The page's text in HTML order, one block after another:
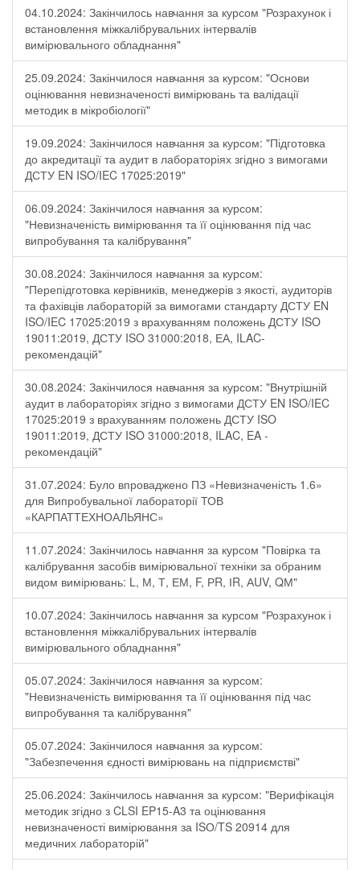
04.10.2024: Закінчилось навчання за курсом "Розрахунок і
встановлення міжкалібрувальних інтервалів
вимірювального обладнання"
25.09.2024: Закінчилося навчання за курсом: "Основи
оцінювання невизначеності вимірювань та валідації
методик в мікробіології"
19.09.2024: Закінчилося навчання за курсом: "Підготовка
до акредитації та аудит в лабораторіях згідно з вимогами
ДСТУ EN ISO/IEC 17025:2019"
06.09.2024: Закінчилося навчання за курсом:
"Невизначеність вимірювання та її оцінювання під час
випробування та калібрування"
30.08.2024: Закінчилося навчання за курсом:
"Перепідготовка керівників, менеджерів з якості, аудиторів
та фахівців лабораторій за вимогами стандарту ДСТУ EN
ISO/IEC 17025:2019 з врахуванням положень ДСТУ ISO
19011:2019, ДСТУ ISO 31000:2018, ЕА, ILAC-
рекомендацій"
30.08.2024: Закінчилося навчання за курсом: "Внутрішній
аудит в лабораторіях згідно з вимогами ДСТУ EN ISO/IEC
17025:2019 з врахуванням положень ДСТУ ISO
19011:2019, ДСТУ ISO 31000:2018, ILAC, EA -
рекомендацій"
31.07.2024: Було впроваджено ПЗ «Невизначеність 1.6»
для Випробувальної лабораторії ТОВ
«КАРПАТТЕХНОАЛЬЯНС»
11.07.2024: Закінчилось навчання за курсом "Повірка та
калібрування засобів вимірювальної техніки за обраним
видом вимірювань: L, М, Т, ЕМ, F, РR, ІR, АUV, QМ"
10.07.2024: Закінчилось навчання за курсом "Розрахунок і
встановлення міжкалібрувальних інтервалів
вимірювального обладнання"
05.07.2024: Закінчилося навчання за курсом:
"Невизначеність вимірювання та її оцінювання під час
випробування та калібрування"
05.07.2024: Закінчилося навчання за курсом:
"Забезпечення єдності вимірювань на підприємстві"
25.06.2024: Закінчилось навчання за курсом: "Верифікація
методик згідно з CLSI EP15-A3 та оцінювання
невизначеності вимірювання за ISО/TS 20914 для
медичних лабораторій"